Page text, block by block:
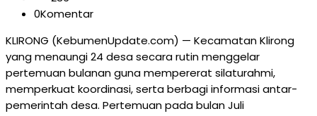
0Komentar
KLIRONG (KebumenUpdate.com) — Kecamatan Klirong
yang menaungi 24 desa secara rutin menggelar
pertemuan bulanan guna mempererat silaturahmi,
memperkuat koordinasi, serta berbagi informasi antar-
pemerintah desa. Pertemuan pada bulan Juli